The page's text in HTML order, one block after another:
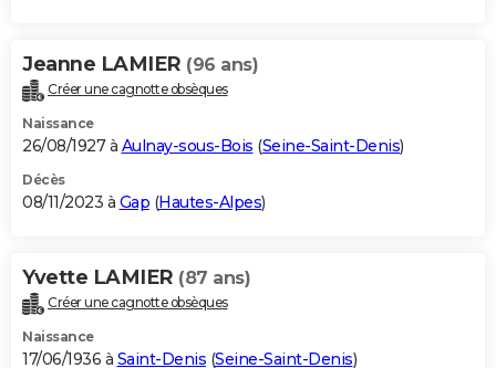
Jeanne LAMIER (96 ans)
Créer une cagnotte obsèques
Naissance
26/08/1927 à Aulnay-sous-Bois (Seine-Saint-Denis)
Décès
08/11/2023 à Gap (Hautes-Alpes)
Yvette LAMIER (87 ans)
Créer une cagnotte obsèques
Naissance
17/06/1936 à Saint-Denis (Seine-Saint-Denis)